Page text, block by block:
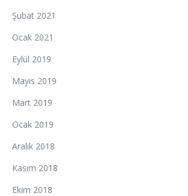
Şubat 2021
Ocak 2021
Eylül 2019
Mayıs 2019
Mart 2019
Ocak 2019
Aralık 2018
Kasım 2018
Ekim 2018